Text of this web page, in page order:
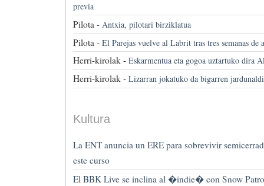
previa
Pilota - Antxia, pilotari birziklatua
Pilota - El Parejas vuelve al Labrit tras tres semanas de
Herri-kirolak - Eskarmentua eta gogoa uztartuko dira
Herri-kirolak - Lizarran jokatuko da bigarren
Kultura
La ENT anuncia un ERE para sobrevivir
este curso
El BBK Live se inclina al �indie� con Snow